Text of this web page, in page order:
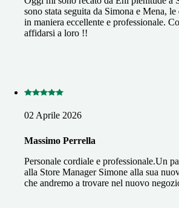
sono stata seguita da Simona e Mena,
in maniera eccellente e professionale.
affidarsi a loro !!
02 Aprile 2026
Massimo Perrella
Personale cordiale e professionale.Un
alla Store Manager Simone alla sua
che andremo a trovare nel nuovo